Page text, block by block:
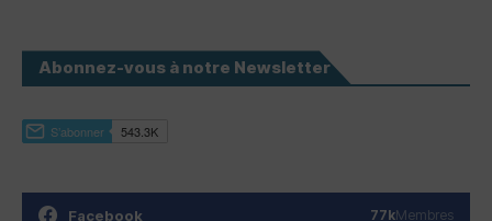
Abonnez-vous à notre Newsletter
Facebook 77kMembres